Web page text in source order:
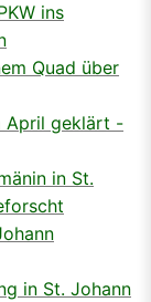
ins
Quad über
April geklärt -
in St.
in St. Johann